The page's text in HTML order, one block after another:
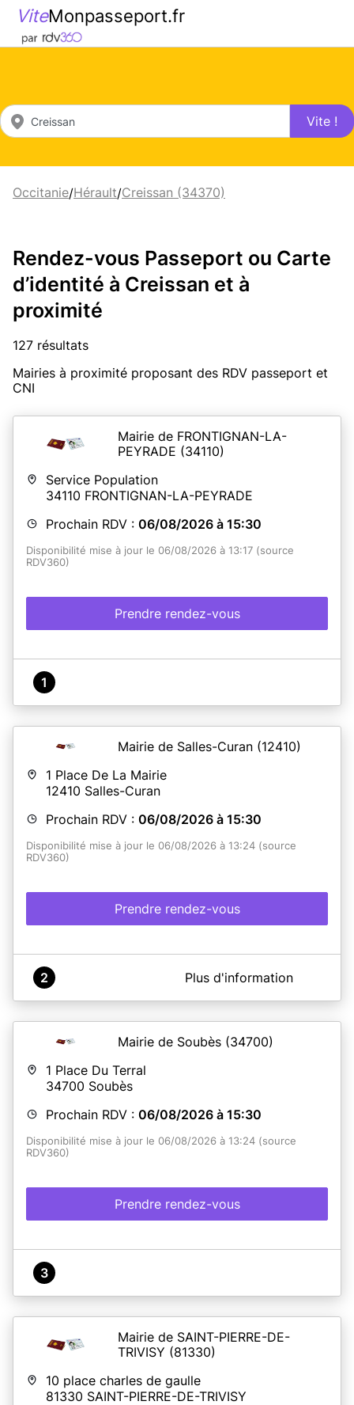
ViteMonpasseport.fr
Vite !
Occitanie/Hérault/Creissan (34370)
Rendez-vous Passeport ou Carte
d’identité à Creissan et à
proximité
127 résultats
Mairies à proximité proposant des RDV passeport et
CNI
Mairie de FRONTIGNAN-LA-
PEYRADE (34110)
Service Population
34110 FRONTIGNAN-LA-PEYRADE
Prochain RDV : 06/08/2026 à 15:30
Disponibilité mise à jour le 06/08/2026 à 13:17 (source
RDV360)
Prendre rendez-vous
1
Mairie de Salles-Curan (12410)
1 Place De La Mairie
12410 Salles-Curan
Prochain RDV : 06/08/2026 à 15:30
Disponibilité mise à jour le 06/08/2026 à 13:24 (source
RDV360)
Prendre rendez-vous
A propos de COMMUNE DE SALLES CURAN
Carte d'identité délivrée après 2014 la validité est de 15
ans (en France)- Pour les mineurs la validité est de 10
ans qu'elle que soit la date de délivrance. Il est
recommandé d'effectuer une pré-demande en ligne sur
le site ANTS (en cliquant sur le lien suivant) à défaut
vous pouvez compléter un cerfa que vous trouverez en
2 Plus d'information
Mairie de Soubès (34700)
1 Place Du Terral
34700 Soubès
Prochain RDV : 06/08/2026 à 15:30
Disponibilité mise à jour le 06/08/2026 à 13:24 (source
RDV360)
Prendre rendez-vous
3
Mairie de SAINT-PIERRE-DE-
TRIVISY (81330)
10 place charles de gaulle
81330 SAINT-PIERRE-DE-TRIVISY